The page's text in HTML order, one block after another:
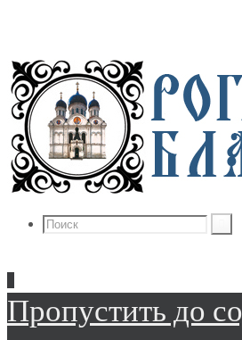
Пропустить до